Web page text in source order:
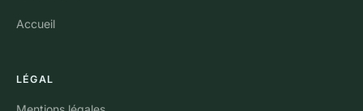
Accueil
LÉGAL